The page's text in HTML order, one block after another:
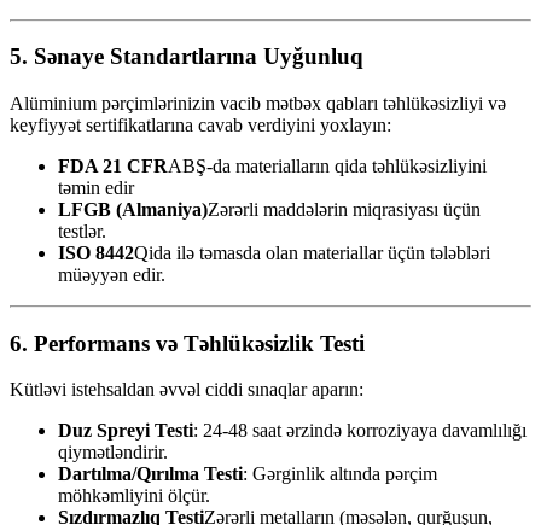
5. Sənaye Standartlarına Uyğunluq
Alüminium pərçimlərinizin vacib mətbəx qabları təhlükəsizliyi və
keyfiyyət sertifikatlarına cavab verdiyini yoxlayın:
FDA 21 CFRABŞ-da materialların qida təhlükəsizliyini
təmin edir
LFGB (Almaniya)Zərərli maddələrin miqrasiyası üçün
testlər.
ISO 8442Qida ilə təmasda olan materiallar üçün tələbləri
müəyyən edir.
6. Performans və Təhlükəsizlik Testi
Kütləvi istehsaldan əvvəl ciddi sınaqlar aparın:
Duz Spreyi Testi: 24-48 saat ərzində korroziyaya davamlılığı
qiymətləndirir.
Dartılma/Qırılma Testi: Gərginlik altında pərçim
möhkəmliyini ölçür.
Sızdırmazlıq TestiZərərli metalların (məsələn, qurğuşun,